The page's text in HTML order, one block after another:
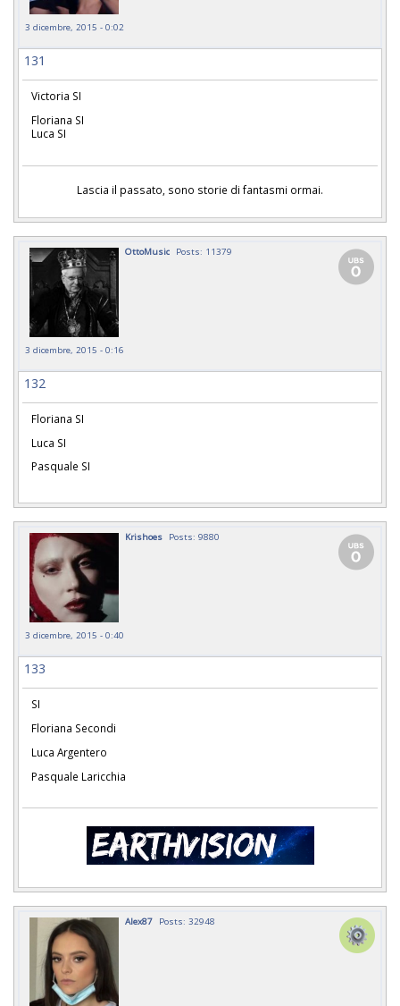
3 dicembre, 2015 - 0:02
131
Victoria SI
Floriana SI
Luca SI
Lascia il passato, sono storie di fantasmi ormai.
OttoMusic Posts: 11379
3 dicembre, 2015 - 0:16
132
Floriana SI
Luca SI
Pasquale SI
Krishoes Posts: 9880
3 dicembre, 2015 - 0:40
133
SI
Floriana Secondi
Luca Argentero
Pasquale Laricchia
Alex87 Posts: 32948